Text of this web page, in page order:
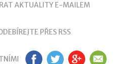
AKTUALITY E-MAILEM
PŘES RSS
FB TW GP EM